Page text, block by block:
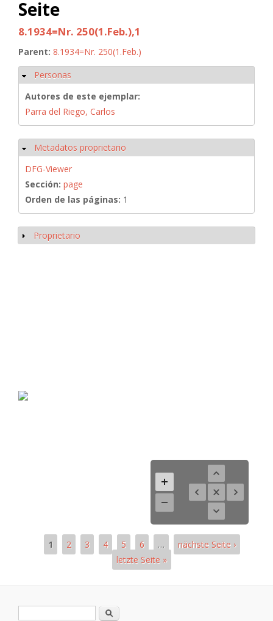
Seite
8.1934=Nr. 250(1.Feb.),1
Parent: 8.1934=Nr. 250(1.Feb.)
Ocultar
Personas
Autores de este ejemplar:
Parra del Riego, Carlos
Ocultar
Metadatos proprietario
DFG-Viewer
Sección: page
Orden de las páginas: 1
Mostrar
Proprietario
1 2 3 4 5 6 …
nächste Seite ›
letzte Seite »
Formulario de búsqueda
Buscar